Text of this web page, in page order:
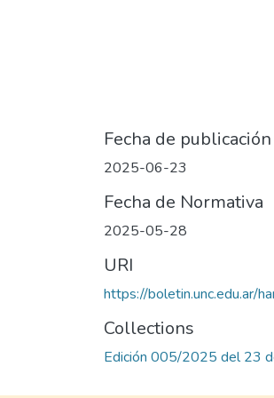
Fecha de
2025-06-23
Fecha de Normativa
2025-05-28
URI
https://boletin.unc.edu.ar/
Collections
Edición 005/2025 del 23